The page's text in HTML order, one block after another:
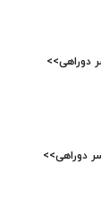
دوراهی>>
دوراهی>>